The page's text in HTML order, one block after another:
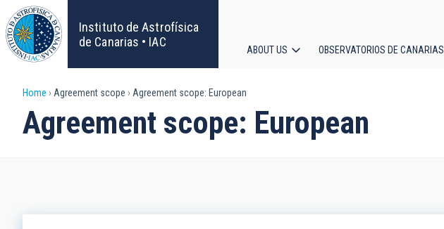
Skip
to
main
content
Instituto de Astrofísica
de Canarias • IAC
navigation
ABOUT US OBSERVATORIOS DE CANARIAS
Breadcrumb
Home Agreement scope Agreement scope: European
Agreement scope: European